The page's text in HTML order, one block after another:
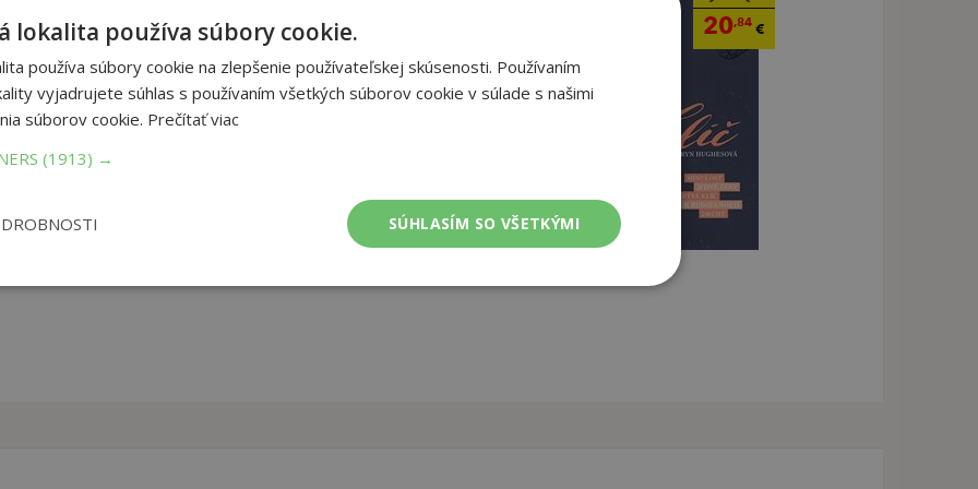
pro duševně choré. Přestože netuší, co ji zde čeká, je plná
mladou ženu, kterou do ústavu přivezl její otec, netuší, že
Sarah je zvláštně přitahována opuštěnou nemocnicí pro
která zde pobývala před padesáti lety. Šokující obsah
rozmotat zapomenutý příběh o velké tragédii a ztracené
strán:
20,84€
lokalita používa súbory cookie.
používa súbory cookie na zlepšenie používateľskej skúsenosti. Používaním
vyjadrujete súhlas s používaním všetkých súborov cookie v súlade s našimi
súborov cookie. Prečítať viac
(1913) →
SÚHLASÍM SO VŠETKÝMI